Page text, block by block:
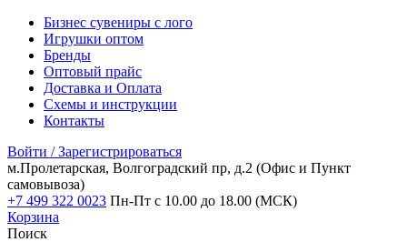
Бизнес сувениры с лого
Игрушки оптом
Бренды
Оптовый прайс
Доставка и Оплата
Схемы и инструкции
Контакты
Войти / Зарегистрироваться
м.Пролетарская, Волгоградский пр, д.2 (Офис и Пункт
самовывоза)
+7 499 322 0023 Пн-Пт с 10.00 до 18.00 (МСК)
Корзина
Поиск